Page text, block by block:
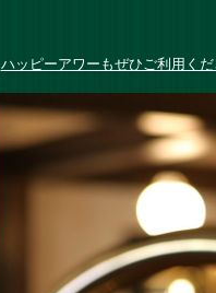
ハッピーアワーもぜひご利用く